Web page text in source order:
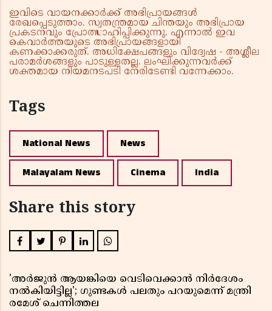
ഇവിടെ വായനക്കാർക്ക് അഭിപ്രായങ്ങൾ
രേഖപ്പെടുത്താം. സ്വതന്ത്രമായ ചിന്തയും അഭിപ്രായ
പ്രകടനവും പ്രോത്സാഹിപ്പിക്കുന്നു. എന്നാൽ ഇവ
കെവാർത്തയുടെ അഭിപ്രായങ്ങളായി
കണക്കാക്കരുത്. അധിക്ഷേപങ്ങളും വിദ്വേഷ - അശ്ലീല
പരാമർശങ്ങളും പാടുള്ളതല്ല. ലംഘിക്കുന്നവർക്ക്
ശക്തമായ നിയമനടപടി നേരിടേണ്ടി വന്നേക്കാം.
Tags
National News News
Malayalam News Cinema India
Share this story
'അർജുൻ ആയങ്കിയെ വെടിവെക്കാൻ നിർദേശം
നൽകിയിട്ടില്ല'; ഗുണ്ടകൾ പലതും പറയുമെന്ന് മന്ത്രി
രമേശ് ചെന്നിത്തല